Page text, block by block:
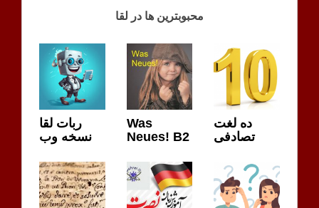
FRAGEN
B1
محبوبترین ها در لقا
ربات لقا
نسخه وب
Was
Neues! B2
ده لغت
تصادفی